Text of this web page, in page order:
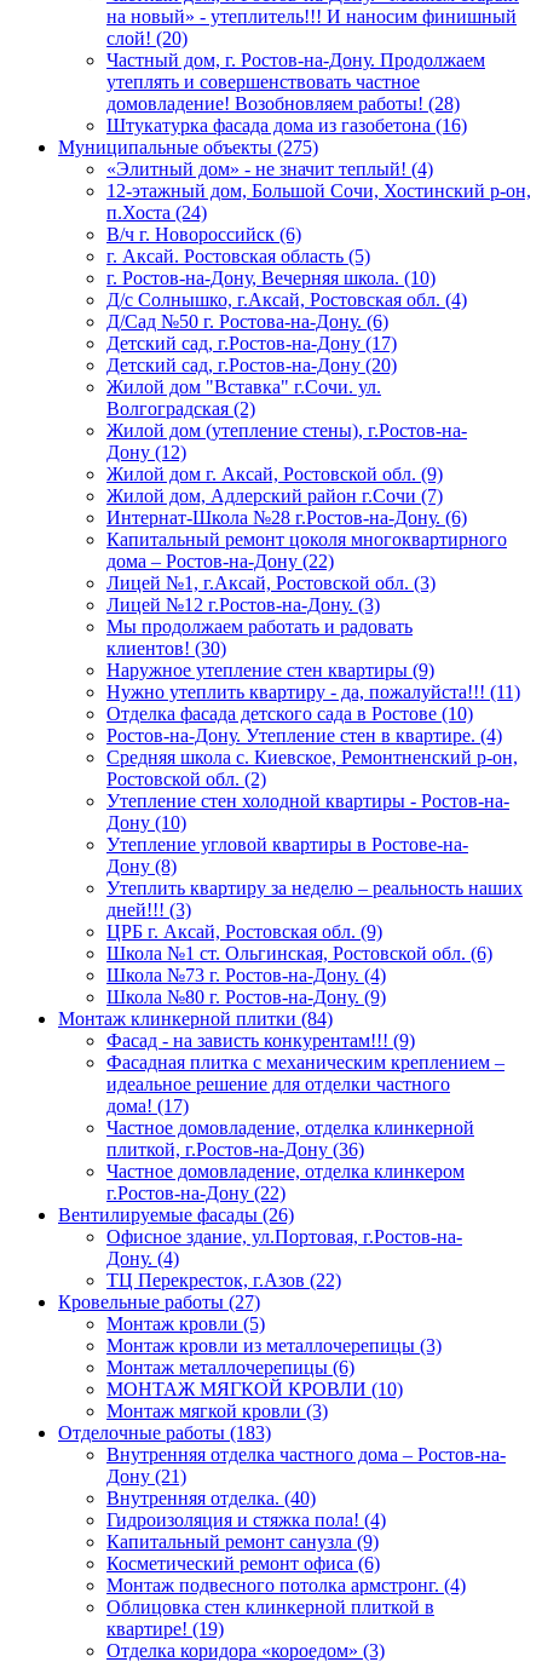
на новый» - утеплитель!!! И наносим финишный
слой! (20)
Частный дом, г. Ростов-на-Дону. Продолжаем
утеплять и совершенствовать частное
домовладение! Возобновляем работы! (28)
Штукатурка фасада дома из газобетона (16)
Муниципальные объекты (275)
«Элитный дом» - не значит теплый! (4)
12-этажный дом, Большой Сочи, Хостинский р-он,
п.Хоста (24)
В/ч г. Новороссийск (6)
г. Аксай. Ростовская область (5)
г. Ростов-на-Дону, Вечерняя школа. (10)
Д/с Солнышко, г.Аксай, Ростовская обл. (4)
Д/Сад №50 г. Ростова-на-Дону. (6)
Детский сад, г.Ростов-на-Дону (17)
Детский сад, г.Ростов-на-Дону (20)
Жилой дом "Вставка" г.Сочи. ул.
Волгоградская (2)
Жилой дом (утепление стены), г.Ростов-на-
Дону (12)
Жилой дом г. Аксай, Ростовской обл. (9)
Жилой дом, Адлерский район г.Сочи (7)
Интернат-Школа №28 г.Ростов-на-Дону. (6)
Капитальный ремонт цоколя многоквартирного
дома – Ростов-на-Дону (22)
Лицей №1, г.Аксай, Ростовской обл. (3)
Лицей №12 г.Ростов-на-Дону. (3)
Мы продолжаем работать и радовать
клиентов! (30)
Наружное утепление стен квартиры (9)
Нужно утеплить квартиру - да, пожалуйста!!! (11)
Отделка фасада детского сада в Ростове (10)
Ростов-на-Дону. Утепление стен в квартире. (4)
Средняя школа с. Киевское, Ремонтненский р-он,
Ростовской обл. (2)
Утепление стен холодной квартиры - Ростов-на-
Дону (10)
Утепление угловой квартиры в Ростове-на-
Дону (8)
Утеплить квартиру за неделю – реальность наших
дней!!! (3)
ЦРБ г. Аксай, Ростовская обл. (9)
Школа №1 ст. Ольгинская, Ростовской обл. (6)
Школа №73 г. Ростов-на-Дону. (4)
Школа №80 г. Ростов-на-Дону. (9)
Монтаж клинкерной плитки (84)
Фасад - на зависть конкурентам!!! (9)
Фасадная плитка с механическим креплением –
идеальное решение для отделки частного
дома! (17)
Частное домовладение, отделка клинкерной
плиткой, г.Ростов-на-Дону (36)
Частное домовладение, отделка клинкером
г.Ростов-на-Дону (22)
Вентилируемые фасады (26)
Офисное здание, ул.Портовая, г.Ростов-на-
Дону. (4)
ТЦ Перекресток, г.Азов (22)
Кровельные работы (27)
Монтаж кровли (5)
Монтаж кровли из металлочерепицы (3)
Монтаж металлочерепицы (6)
МОНТАЖ МЯГКОЙ КРОВЛИ (10)
Монтаж мягкой кровли (3)
Отделочные работы (183)
Внутренняя отделка частного дома – Ростов-на-
Дону (21)
Внутренняя отделка. (40)
Гидроизоляция и стяжка пола! (4)
Капитальный ремонт санузла (9)
Косметический ремонт офиса (6)
Монтаж подвесного потолка армстронг. (4)
Облицовка стен клинкерной плиткой в
квартире! (19)
Отделка коридора «короедом» (3)